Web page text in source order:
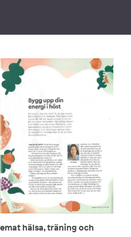
hälsa, träning och